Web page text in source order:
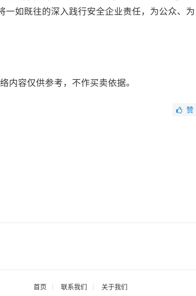
如既往的深入践行安全企业责任，为公众、为
内容仅供参考，不作买卖依据。
赞
首页 联系我们 关于我们